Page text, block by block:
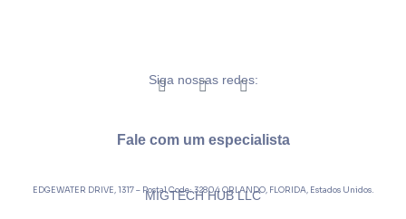
Siga nossas redes:
Fale com um especialista
MIGTECH HUB LLC
EDGEWATER DRIVE, 1317 – Postal Code: 32804ORLANDO, FLORIDA, Estados Unidos.